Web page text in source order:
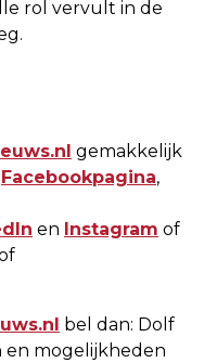
rol vervult in de
gemakkelijk
Facebookpagina,
en Instagram of
bel dan: Dolf
en mogelijkheden